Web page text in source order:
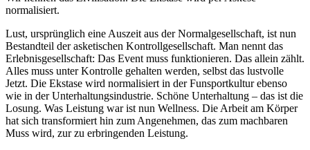
normalisiert.
Lust, ursprünglich eine Auszeit aus der Normalgesellschaft, ist nun
Bestandteil der asketischen Kontrollgesellschaft. Man nennt das
Erlebnisgesellschaft: Das Event muss funktionieren. Das allein zählt.
Alles muss unter Kontrolle gehalten werden, selbst das lustvolle
Jetzt. Die Ekstase wird normalisiert in der Funsportkultur ebenso
wie in der Unterhaltungsindustrie. Schöne Unterhaltung – das ist die
Losung. Was Leistung war ist nun Wellness. Die Arbeit am Körper
hat sich transformiert hin zum Angenehmen, das zum machbaren
Muss wird, zur zu erbringenden Leistung.